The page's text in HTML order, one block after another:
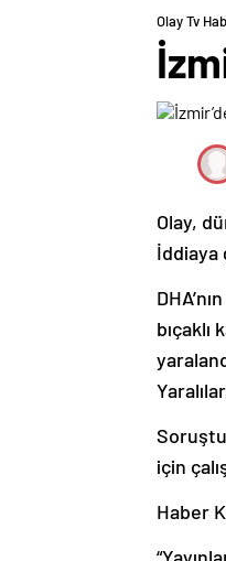
Olay Tv
Olay,
İddiaya
için
Haber